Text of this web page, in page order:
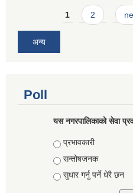
Pages1 2
अन्य
Poll
यस नगरपालिकाको सेवा
Choices
प्रभावकारी
सन्तोषजनक
सुधार गर्नु पर्ने धेरै छन